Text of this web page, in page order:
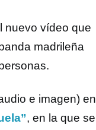
nuevo vídeo que
madrileña
e imagen) en
, en la que se